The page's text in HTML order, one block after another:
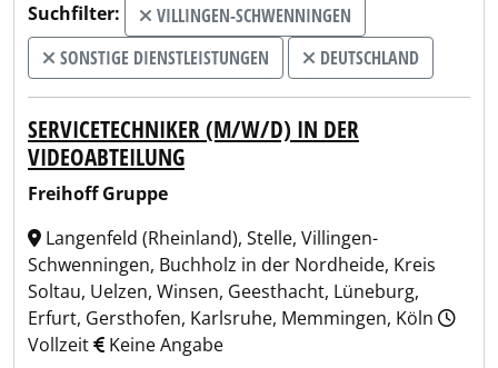
Suchfilter:
VILLINGEN-SCHWENNINGEN
SONSTIGE DIENSTLEISTUNGEN
DEUTSCHLAND
SERVICETECHNIKER (M/W/D) IN DER
VIDEOABTEILUNG
Freihoff Gruppe
Langenfeld (Rheinland), Stelle, Villingen-
Schwenningen, Buchholz in der Nordheide, Kreis
Soltau, Uelzen, Winsen, Geesthacht, Lüneburg,
Erfurt, Gersthofen, Karlsruhe, Memmingen, Köln
Vollzeit
Keine Angabe